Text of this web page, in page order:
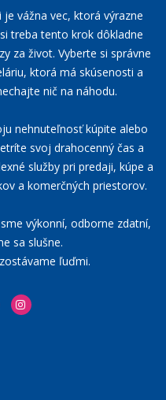
vážna vec, ktorá výrazne
treba tento krok dôkladne
za život. Vyberte si správne
ktorá má skúsenosti a
nič na náhodu.
nehnuteľnosť kúpite alebo
svoj drahocenný čas a
služby pri predaji, kúpe a
a komerčných priestorov.
výkonní, odborne zdatní,
sa slušne.
ľuďmi.